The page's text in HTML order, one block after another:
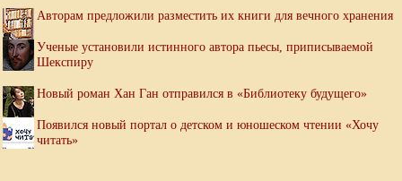
Авторам предложили разместить их книги для вечного хранения
Ученые установили истинного автора пьесы, приписываемой
Шекспиру
Новый роман Хан Ган отправился в «Библиотеку будущего»
Появился новый портал о детском и юношеском чтении «Хочу
читать»